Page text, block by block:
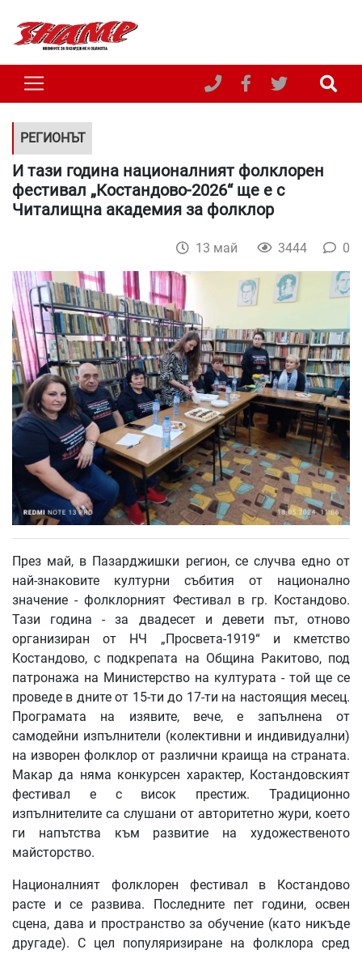
РЕГИОНЪТ
И тази година националният фолклорен
фестивал „Костандово-2026“ ще е с
Читалищна академия за фолклор
13 май 3444 0
През май, в Пазарджишки регион, се случва едно от
най-знаковите културни събития от национално
значение - фолклорният Фестивал в гр. Костандово.
Тази година - за двадесет и девети път, отново
организиран от НЧ „Просвета-1919“ и кметство
Костандово, с подкрепата на Община Ракитово, под
патронажа на Министерство на културата - той ще се
проведе в дните от 15-ти до 17-ти на настоящия месец.
Програмата на изявите, вече, е запълнена от
самодейни изпълнители (колективни и индивидуални)
на изворен фолклор от различни краища на страната.
Макар да няма конкурсен характер, Костандовският
фестивал е с висок престиж. Традиционно
изпълнителите са слушани от авторитетно жури, което
ги напътства към развитие на художественото
майсторство.
Националният фолклорен фестивал в Костандово
расте и се развива. Последните пет години, освен
сцена, дава и пространство за обучение (като никъде
другаде). С цел популяризиране на фолклора сред